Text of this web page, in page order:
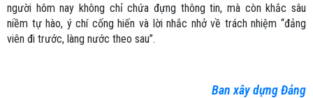
người hôm nay không chỉ chứa đựng thông tin, mà còn khắc sâu
niềm tự hào, ý chí cống hiến và lời nhắc nhở về trách nhiệm “đảng
viên đi trước, làng nước theo sau”.
Ban xây dựng Đảng